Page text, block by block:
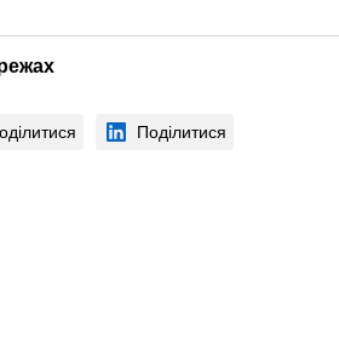
Поділитися